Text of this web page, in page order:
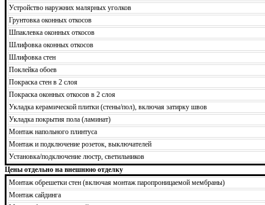
Устройство наружних малярных уголков
Грунтовка оконных откосов
Шпаклевка оконных откосов
Шлифовка оконных откосов
Шлифовка стен
Поклейка обоев
Покраска стен в 2 слоя
Покраска оконных откосов в 2 слоя
Укладка керамической плитки (стены/пол), включая затирку швов
Укладка покрытия пола (ламинат)
Монтаж напольного плинтуса
Монтаж и подключение розеток, выключателей
Установка/подключение люстр, светильников
Цены отдельно на внешнюю отделку
Монтаж обрешетки стен (включая монтаж паропроницаемой мембраны)
Монтаж сайдинга